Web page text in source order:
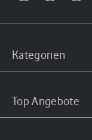
Kategorien
Top Angebote